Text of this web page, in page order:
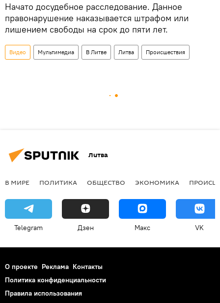
Начато досудебное расследование. Данное
правонарушение наказывается штрафом или
лишением свободы на срок до пяти лет.
Видео Мультимедиа В Литве Литва Происшествия
Литва
В МИРЕ ПОЛИТИКА ОБЩЕСТВО ЭКОНОМИКА
Telegram Дзен Макс VK
О проекте Реклама Контакты
Политика конфиденциальности
Правила использования